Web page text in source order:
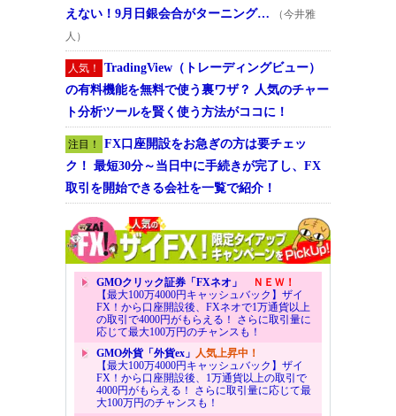
えない！9月日銀会合がターニング…
（今井雅
人）
人気！
TradingView（トレーディングビュー）
の有料機能を無料で使う裏ワザ？ 人気のチャー
ト分析ツールを賢く使う方法がココに！
注目！
FX口座開設をお急ぎの方は要チェッ
ク！ 最短30分～当日中に手続きが完了し、FX
取引を開始できる会社を一覧で紹介！
GMOクリック証券「FXネオ」
ＮＥＷ！
【最大100万4000円キャッシュバック】ザイ
FX！から口座開設後、FXネオで1万通貨以上
の取引で4000円がもらえる！ さらに取引量に
応じて最大100万円のチャンスも！
GMO外貨「外貨ex」 人気上昇中！
【最大100万4000円キャッシュバック】ザイ
FX！から口座開設後、1万通貨以上の取引で
4000円がもらえる！ さらに取引量に応じて最
大100万円のチャンスも！